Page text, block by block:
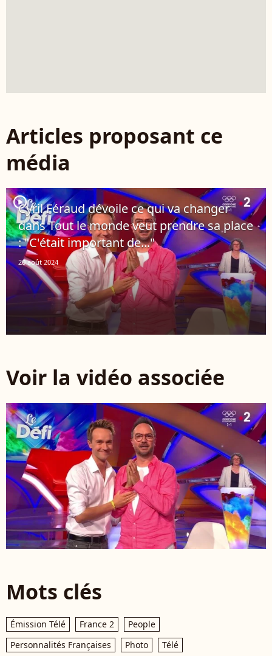
Articles proposant ce
média
player2
Cyril Féraud dévoile ce qui va changer
dans Tout le monde veut prendre sa place
: "C'était important de..."
20 août 2024
Voir la vidéo associée
Mots clés
Émission Télé France 2
People
Personnalités Françaises
Photo Télé